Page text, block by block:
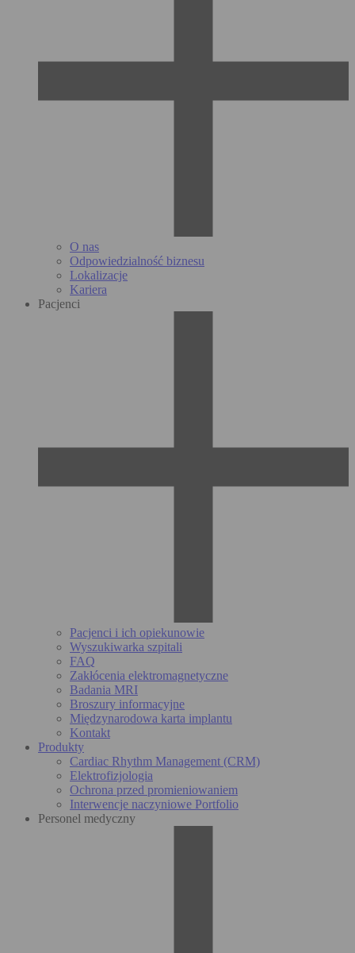
O nas
Odpowiedzialność biznesu
Lokalizacje
Kariera
Pacjenci
Pacjenci i ich opiekunowie
Wyszukiwarka szpitali
FAQ
Zakłócenia elektromagnetyczne
Badania MRI
Broszury informacyjne
Międzynarodowa karta implantu
Kontakt
Produkty
Cardiac Rhythm Management (CRM)
Elektrofizjologia
Ochrona przed promieniowaniem
Interwencje naczyniowe Portfolio
Personel medyczny